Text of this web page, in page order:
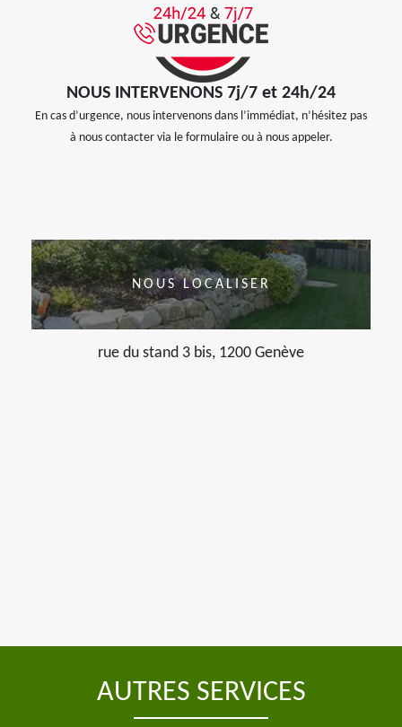
NOUS INTERVENONS 7j/7 et 24h/24
En cas d’urgence, nous intervenons dans l’immédiat, n’hésitez pas
à nous contacter via le formulaire ou à nous appeler.
NOUS LOCALISER
rue du stand 3 bis, 1200 Genève
AUTRES SERVICES